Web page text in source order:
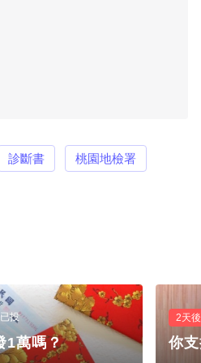
診斷書 桃園地檢署
投
1萬嗎？
2天
你